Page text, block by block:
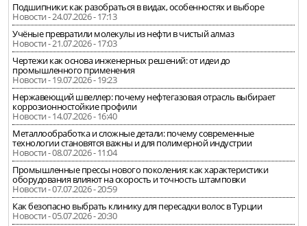
Подшипники: как разобраться в видах, особенностях и выборе
Новости - 24.07.2026 - 17:13
Учёные превратили молекулы из нефти в чистый алмаз
Новости - 21.07.2026 - 17:03
Чертежи как основа инженерных решений: от идеи до
промышленного применения
Новости - 19.07.2026 - 19:23
Нержавеющий швеллер: почему нефтегазовая отрасль выбирает
коррозионностойкие профили
Новости - 14.07.2026 - 16:40
Металлообработка и сложные детали: почему современные
технологии становятся важны и для полимерной индустрии
Новости - 08.07.2026 - 11:04
Промышленные прессы нового поколения: как характеристики
оборудования влияют на скорость и точность штамповки
Новости - 07.07.2026 - 20:59
Как безопасно выбрать клинику для пересадки волос в Турции
Новости - 05.07.2026 - 20:30